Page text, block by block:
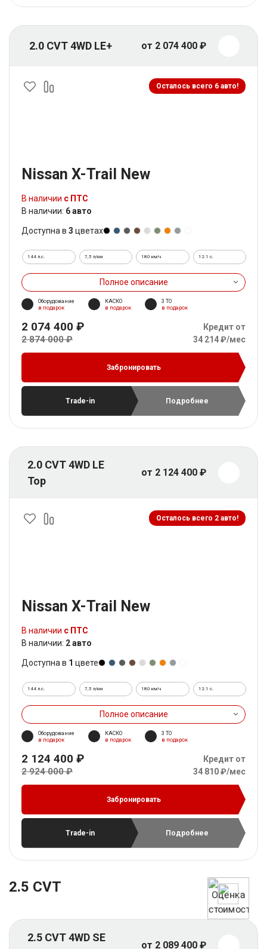
2.0 CVT 4WD LE+ от 2 074 400 ₽
Осталось всего 6 авто!
Nissan X-Trail New
В наличии с ПТС
В наличии: 6 авто
Доступна в 3 цветах
144 л.с. 7,5 л/км 180 км/ч 12.1 c.
Полное описание
Оборудование
в подарок
КАСКО
в подарок
3 ТО
в подарок
2 074 400 ₽
2 874 000 ₽
Кредит от
34 214 ₽/мес
Забронировать
Trade-in Подробнее
2.0 CVT 4WD LE
Top
от 2 124 400 ₽
Осталось всего 2 авто!
Nissan X-Trail New
В наличии с ПТС
В наличии: 2 авто
Доступна в 1 цвете
144 л.с. 7,5 л/км 180 км/ч 12.1 c.
Полное описание
Оборудование
в подарок
КАСКО
в подарок
3 ТО
в подарок
2 124 400 ₽
2 924 000 ₽
Кредит от
34 810 ₽/мес
Забронировать
Trade-in Подробнее
2.5 CVT
2.5 CVT 4WD SE
от 2 089 400 ₽